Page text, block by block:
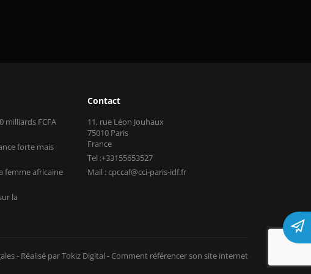
milliards FCFA
forte mais
femme africaine
la
Contact
11, rue Léon Jouhaux
75010 Paris
France
Tel :+33155653527
Mail : cpccaf@cci-paris-idf.fr
- Réalisé par Tokiz Digital - Comment référencer son site internet